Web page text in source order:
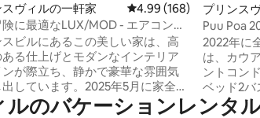
つ星中5つ星の平均評価
ヴィルの一軒家 レビュー168件、5つ星
4.99 (168)
に最適なLUX/MOD - エアコン付
ビルにあるこの美しい家は、高
る仕上げとモダンなインテリア
が際立ち、静かで豪華な雰囲気
しています。2025年5月に家全体
ットエアコンを追加しました。
プリンス
アム
Puu Poa
シャンフ
2022年に
は、カウ
ントコン
ベッド2バ
ン、リビ
ルのバケーションレンタ